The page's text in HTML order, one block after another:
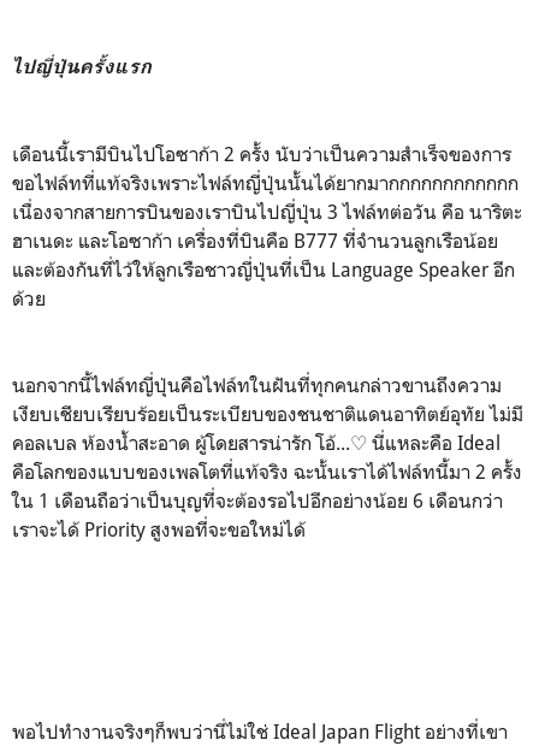
ไปญี่ปุ่นครั้งแรก
เดือนนี้เรามีบินไปโอซาก้า 2 ครั้ง นับว่าเป็นความสำเร็จของการ
ขอไฟล์ทที่แท้จริงเพราะไฟล์ทญี่ปุ่นนั้นได้ยากมากกกกกกกกกกกก
เนื่องจากสายการบินของเราบินไปญี่ปุ่น 3 ไฟล์ทต่อวัน คือ นาริตะ
ฮาเนดะ และโอซาก้า เครื่องที่บินคือ B777 ที่จำนวนลูกเรือน้อย
และต้องกันที่ไว้ให้ลูกเรือชาวญี่ปุ่นที่เป็น Language Speaker อีก
ด้วย
นอกจากนี้ไฟล์ทญี่ปุ่นคือไฟล์ทในฝันที่ทุกคนกล่าวขานถึงความ
เงียบเชียบเรียบร้อยเป็นระเบียบของชนชาติแดนอาทิตย์อุทัย ไม่มี
คอลเบล ห้องน้ำสะอาด ผู้โดยสารน่ารัก โอ้...♡ นี่แหละคือ Ideal
คือโลกของแบบของเพลโตที่แท้จริง ฉะนั้นเราได้ไฟล์ทนี้มา 2 ครั้ง
ใน 1 เดือนถือว่าเป็นบุญที่จะต้องรอไปอีกอย่างน้อย 6 เดือนกว่า
เราจะได้ Priority สูงพอที่จะขอใหม่ได้
พอไปทำงานจริงๆก็พบว่านี่ไม่ใช่ Ideal Japan Flight อย่างที่เขา